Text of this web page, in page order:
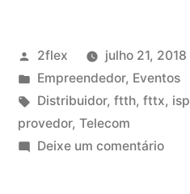
2flex
julho 21, 2018
Empreendedor, Eventos
Distribuidor, ftth, fttx, isp
provedor, Telecom
Deixe um comentário